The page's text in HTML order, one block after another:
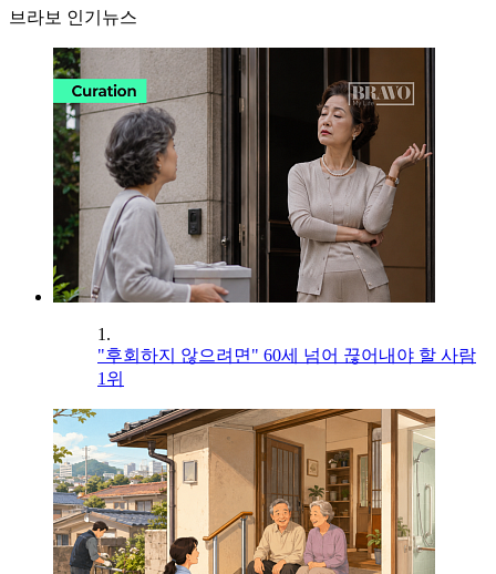
브라보 인기뉴스
1.
"후회하지 않으려면" 60세 넘어 끊어내야 할 사람
1위